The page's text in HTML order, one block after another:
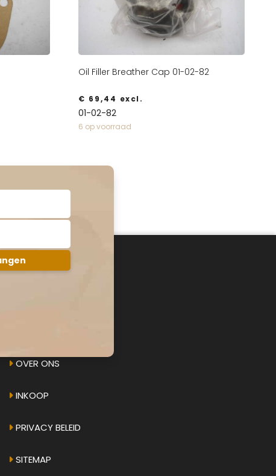
Oil Filler Breather Cap 01-02-82
€ 69,44 excl.
01-02-82
6 op voorraad
OVER ONS
INKOOP
PRIVACY BELEID
SITEMAP